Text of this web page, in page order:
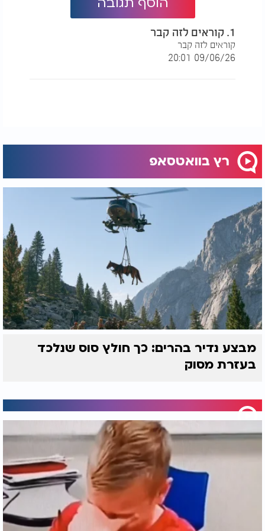
1. קוראים לזה קבר
קוראים לזה קבר
09/06/26 20:01
רץ בוואטסאפ
מבצע נדיר בהרים: כך חולץ סוס שנלכד
בעזרת מסוק